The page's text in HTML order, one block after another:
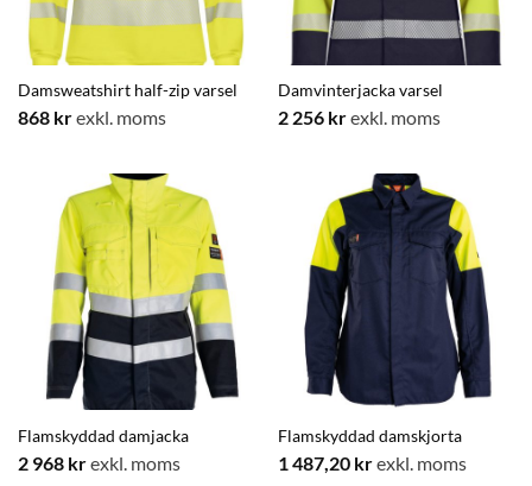
Damsweatshirt half-zip varsel
868 krexkl. moms
Damvinterjacka varsel
2 256 krexkl. moms
Flamskyddad damjacka
2 968 krexkl. moms
Flamskyddad damskjorta
1 487,20 krexkl. moms